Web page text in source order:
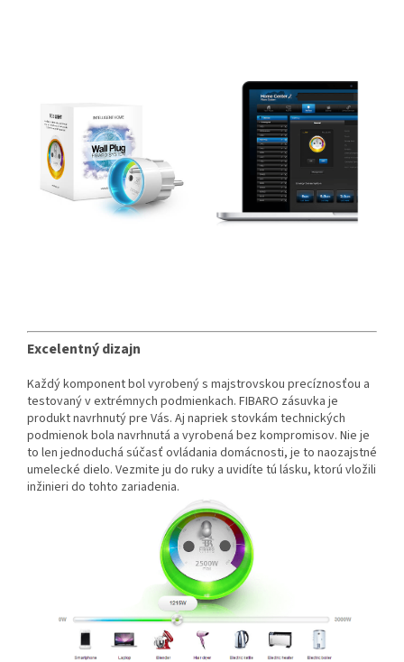
Excelentný dizajn
Každý komponent bol vyrobený s majstrovskou precíznosťou a
testovaný v extrémnych podmienkach. FIBARO zásuvka je
produkt navrhnutý pre Vás. Aj napriek stovkám technických
podmienok bola navrhnutá a vyrobená bez kompromisov. Nie je
to len jednoduchá súčasť ovládania domácnosti, je to naozajstné
umelecké dielo. Vezmite ju do ruky a uvidíte tú lásku, ktorú vložili
inžinieri do tohto zariadenia.